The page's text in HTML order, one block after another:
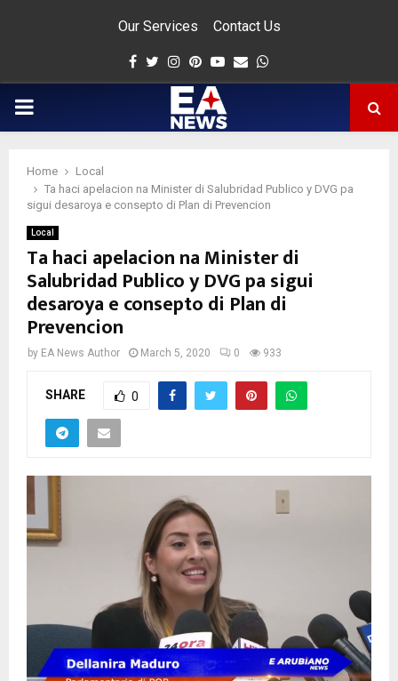
Our Services Contact Us
Facebook
Twitter
Instagram
Pinterest
Youtube
Email
PRIMARY
Home
Local
Ta haci apelacion na Minister di Salubridad Publico y DVG pa
sigui desaroya e consepto di Plan di Prevencion
Local
Ta haci apelacion na Minister di
Salubridad Publico y DVG pa sigui
desaroya e consepto di Plan di
Prevencion
by EA News Author March 5, 2020 0 933
SHARE 0